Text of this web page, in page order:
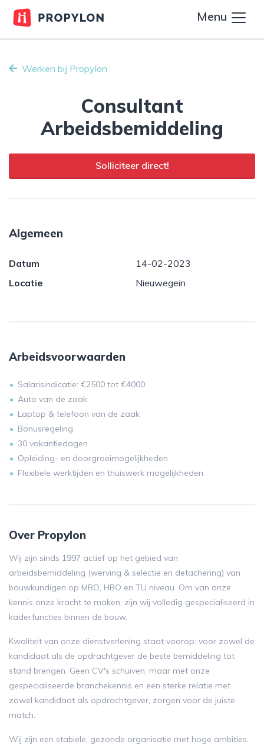
Menu
Werken bij Propylon
Consultant
Arbeidsbemiddeling
Solliciteer direct!
Algemeen
Datum
14-02-2023
Locatie
Nieuwegein
Arbeidsvoorwaarden
Salarisindicatie: €2500 tot €4000
Auto van de zaak
Laptop & telefoon van de zaak
Bonusregeling
30 vakantiedagen
Opleiding- en doorgroeimogelijkheden
Flexibele werktijden en thuiswerk mogelijkheden
Over Propylon
Wij zijn sinds 1997 actief op het gebied van
arbeidsbemiddeling (werving & selectie en detachering) van
bouwkundigen op MBO, HBO en TU niveau. Om van onze
kennis onze kracht te maken, zijn wij volledig gespecialiseerd in
kaderfuncties binnen de bouw.
Kwaliteit van onze dienstverlening staat voorop: voor zowel de
kandidaat als de opdrachtgever de beste bemiddeling tot
stand brengen. Geen CV's schuiven, maar met onze
gespecialiseerde branchekennis en een sterke relatie met
zowel kandidaat als opdrachtgever, zorgen voor de juiste
match.
Wij zijn een stabiele, gezonde organisatie met hoge ambities.